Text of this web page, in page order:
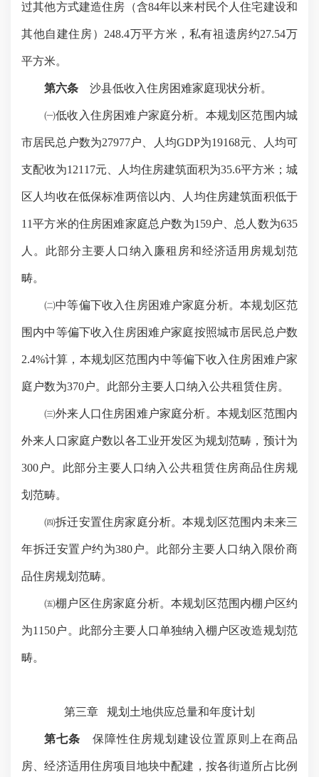
过其他方式建造住房（含84年以来村民个人住宅建设和
其他自建住房）248.4万平方米 ，私有祖遗房约27.54万
平方米。
第六条沙县低收入住房困难家庭现状分析。
㈠低收入住房困难户家庭分析。本规划区范围内城
市居民总户数为27977户、人均GDP为19168元、人均可
支配收为12117元、人均住房建筑面积为35.6平方米 ；城
区人均收在低保标准两倍以内、人均住房建筑面积低于
11平方米的住房困难家庭总户数为159户、总人数为635
人。此部分主要人口纳入廉租房和经济适用房规划范
畴。
㈡中等偏下收入住房困难户家庭分析。本规划区范
围内中等偏下收入住房困难户家庭按照城市居民总户数
2.4%计算，本规划区范围内中等偏下收入住房困难户家
庭户数为370户。此部分主要人口纳入公共租赁住房。
㈢外来人口住房困难户家庭分析。本规划区范围内
外来人口家庭户数以各工业开发区为规划范畴，预计为
300 户。此部分主要人口纳入公共租赁住房商品住房规
划范畴。
㈣拆迁安置住房家庭分析。本规划区范围内未来三
年拆迁安置户约为380 户。此部分主要人口纳入限价商
品住房规划范畴。
㈤棚户区住房家庭分析。本规划区范围内棚户区约
为1150户。此部分主要人口单独纳入棚户区改造规划范
畴。
第三章 规划土地供应总量和年度计划
第七条保障性住房规划建设位置原则上在商品
房、经济适用住房项目地块中配建，按各街道所占比例